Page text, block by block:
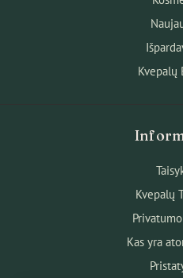
Kvepalų
Kvepalų
Kas yra